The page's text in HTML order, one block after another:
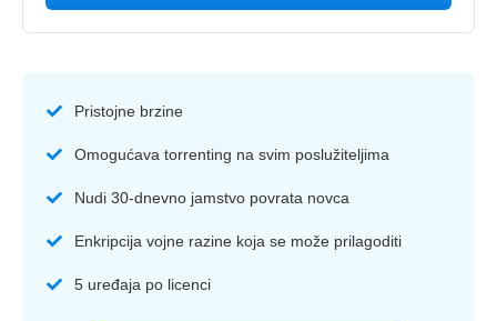
Pristojne brzine
Omogućava torrenting na svim poslužiteljima
Nudi 30-dnevno jamstvo povrata novca
Enkripcija vojne razine koja se može prilagoditi
5 uređaja po licenci